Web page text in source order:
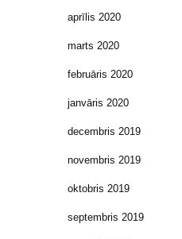
aprīlis 2020
marts 2020
februāris 2020
janvāris 2020
decembris 2019
novembris 2019
oktobris 2019
septembris 2019